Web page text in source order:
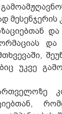
და
უკვე